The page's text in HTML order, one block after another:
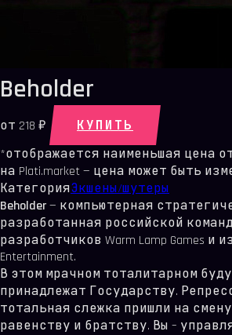
Beholder
от 218 ₽
КУПИТЬ
*отображается наименьшая цена
на Plati.market — цена может быть
КатегорияЭкшены/шутеры
Beholder— компьютерная
разработанная российской
разработчиков Warm Lamp Games и
Entertainment.
В этом мрачном тоталитарном
принадлежат Государству.
тотальная слежка пришли на
равенству и братству. Вы –